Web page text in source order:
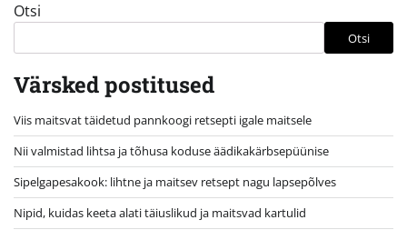
Otsi
Otsi
Värsked postitused
Viis maitsvat täidetud pannkoogi retsepti igale maitsele
Nii valmistad lihtsa ja tõhusa koduse äädikakärbsepüünise
Sipelgapesakook: lihtne ja maitsev retsept nagu lapsepõlves
Nipid, kuidas keeta alati täiuslikud ja maitsvad kartulid